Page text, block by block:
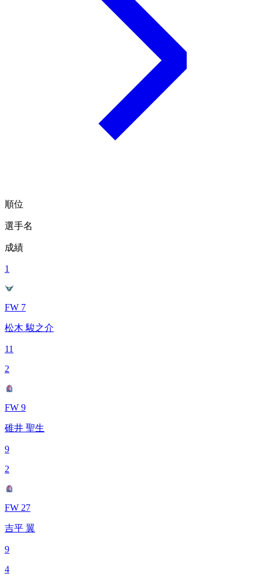
順位
選手名
成績
1
FW 7
松木 駿之介
11
2
FW 9
碓井 聖生
9
2
FW 27
吉平 翼
9
4